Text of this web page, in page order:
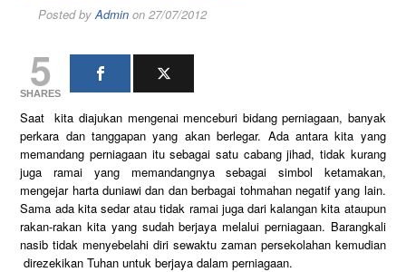
Posted byAdmin on 27/07/2012
5
SHARES
Saat kita diajukan mengenai menceburi bidang perniagaan, banyak
perkara dan tanggapan yang akan berlegar. Ada antara kita yang
memandang perniagaan itu sebagai satu cabang jihad, tidak kurang
juga ramai yang memandangnya sebagai simbol ketamakan,
mengejar harta duniawi dan dan berbagai tohmahan negatif yang lain.
Sama ada kita sedar atau tidak ramai juga dari kalangan kita ataupun
rakan-rakan kita yang sudah berjaya melalui perniagaan. Barangkali
nasib tidak menyebelahi diri sewaktu zaman persekolahan kemudian
direzekikan Tuhan untuk berjaya dalam perniagaan.